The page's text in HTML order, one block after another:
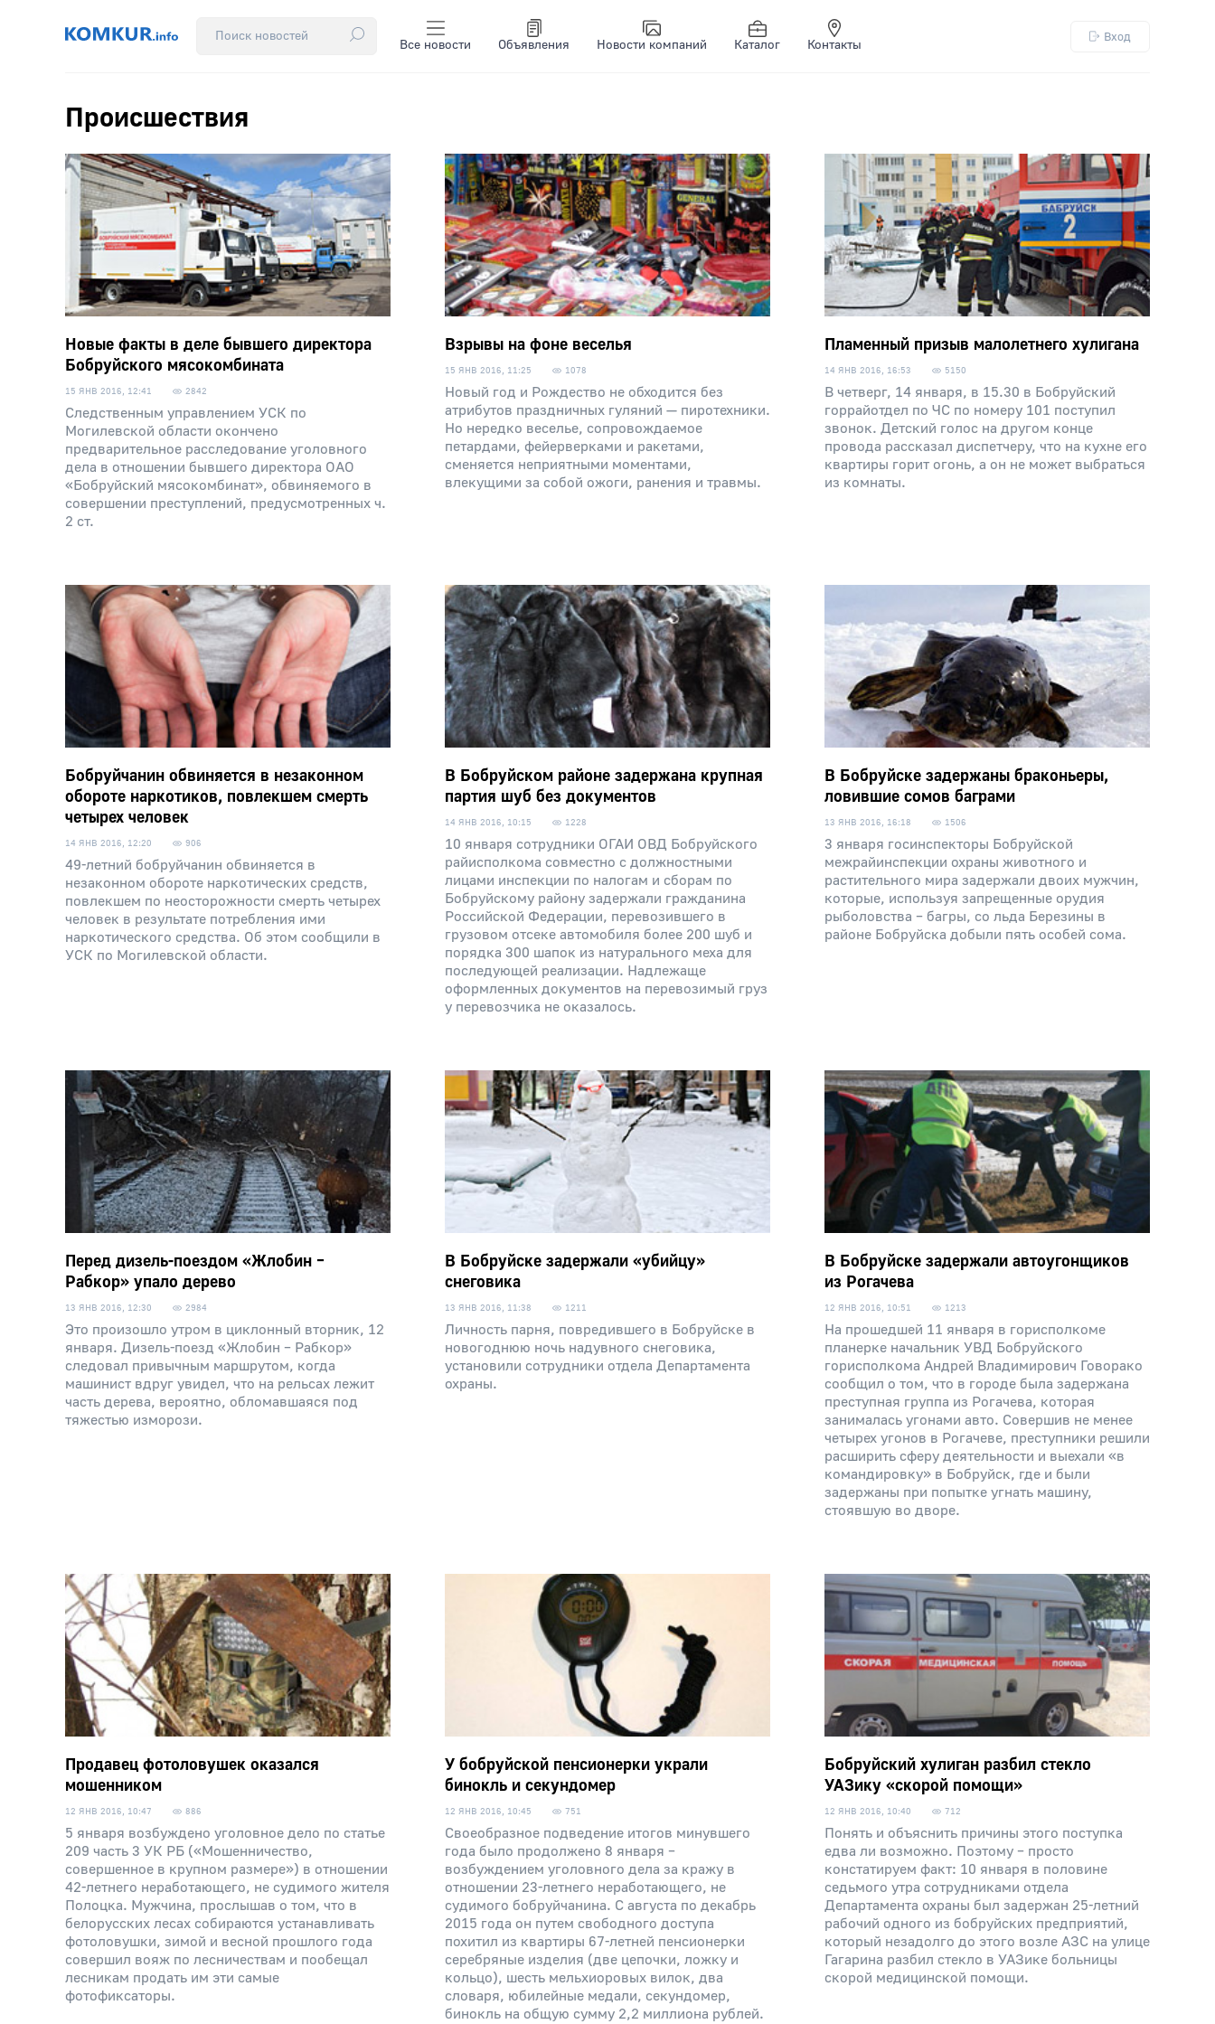
Все новости Объявления Новости компаний Каталог Контакты
Вход
Происшествия
Новые факты в деле бывшего директора
Бобруйского мясокомбината
15 ЯНВ 2016, 12:41 2842
Следственным управлением УСК по
Могилевской области окончено
предварительное расследование уголовного
дела в отношении бывшего директора ОАО
«Бобруйский мясокомбинат», обвиняемого в
совершении преступлений, предусмотренных ч.
2 ст.
Взрывы на фоне веселья
15 ЯНВ 2016, 11:25 1078
Новый год и Рождество не обходится без
атрибутов праздничных гуляний — пиротехники.
Но нередко веселье, сопровождаемое
петардами, фейерверками и ракетами,
сменяется неприятными моментами,
влекущими за собой ожоги, ранения и травмы.
Пламенный призыв малолетнего хулигана
14 ЯНВ 2016, 16:53 5150
В четверг, 14 января, в 15.30 в Бобруйский
горрайотдел по ЧС по номеру 101 поступил
звонок. Детский голос на другом конце
провода рассказал диспетчеру, что на кухне его
квартиры горит огонь, а он не может выбраться
из комнаты.
Бобруйчанин обвиняется в незаконном
обороте наркотиков, повлекшем смерть
четырех человек
14 ЯНВ 2016, 12:20 906
49-летний бобруйчанин обвиняется в
незаконном обороте наркотических средств,
повлекшем по неосторожности смерть четырех
человек в результате потребления ими
наркотического средства. Об этом сообщили в
УСК по Могилевской области.
В Бобруйском районе задержана крупная
партия шуб без документов
14 ЯНВ 2016, 10:15 1228
10 января сотрудники ОГАИ ОВД Бобруйского
райисполкома совместно с должностными
лицами инспекции по налогам и сборам по
Бобруйскому району задержали гражданина
Российской Федерации, перевозившего в
грузовом отсеке автомобиля более 200 шуб и
порядка 300 шапок из натурального меха для
последующей реализации. Надлежаще
оформленных документов на перевозимый груз
у перевозчика не оказалось.
В Бобруйске задержаны браконьеры,
ловившие сомов баграми
13 ЯНВ 2016, 16:18 1506
3 января госинспекторы Бобруйской
межрайинспекции охраны животного и
растительного мира задержали двоих мужчин,
которые, используя запрещенные орудия
рыболовства – багры, со льда Березины в
районе Бобруйска добыли пять особей сома.
Перед дизель-поездом «Жлобин –
Рабкор» упало дерево
13 ЯНВ 2016, 12:30 2984
Это произошло утром в циклонный вторник, 12
января. Дизель-поезд «Жлобин – Рабкор»
следовал привычным маршрутом, когда
машинист вдруг увидел, что на рельсах лежит
часть дерева, вероятно, обломавшаяся под
тяжестью изморози.
В Бобруйске задержали «убийцу»
снеговика
13 ЯНВ 2016, 11:38 1211
Личность парня, повредившего в Бобруйске в
новогоднюю ночь надувного снеговика,
установили сотрудники отдела Департамента
охраны.
В Бобруйске задержали автоугонщиков
из Рогачева
12 ЯНВ 2016, 10:51 1213
На прошедшей 11 января в горисполкоме
планерке начальник УВД Бобруйского
горисполкома Андрей Владимирович Говорако
сообщил о том, что в городе была задержана
преступная группа из Рогачева, которая
занималась угонами авто. Совершив не менее
четырех угонов в Рогачеве, преступники решили
расширить сферу деятельности и выехали «в
командировку» в Бобруйск, где и были
задержаны при попытке угнать машину,
стоявшую во дворе.
Продавец фотоловушек оказался
мошенником
12 ЯНВ 2016, 10:47 886
5 января возбуждено уголовное дело по статье
209 часть 3 УК РБ («Мошенничество,
совершенное в крупном размере») в отношении
42-летнего неработающего, не судимого жителя
Полоцка. Мужчина, прослышав о том, что в
белорусских лесах собираются устанавливать
фотоловушки, зимой и весной прошлого года
совершил вояж по лесничествам и пообещал
лесникам продать им эти самые
фотофиксаторы.
У бобруйской пенсионерки украли
бинокль и секундомер
12 ЯНВ 2016, 10:45 751
Своеобразное подведение итогов минувшего
года было продолжено 8 января –
возбуждением уголовного дела за кражу в
отношении 23-летнего неработающего, не
судимого бобруйчанина. С августа по декабрь
2015 года он путем свободного доступа
похитил из квартиры 67-летней пенсионерки
серебряные изделия (две цепочки, ложку и
кольцо), шесть мельхиоровых вилок, два
словаря, юбилейные медали, секундомер,
бинокль на общую сумму 2,2 миллиона рублей.
Бобруйский хулиган разбил стекло
УАЗику «скорой помощи»
12 ЯНВ 2016, 10:40 712
Понять и объяснить причины этого поступка
едва ли возможно. Поэтому – просто
констатируем факт: 10 января в половине
седьмого утра сотрудниками отдела
Департамента охраны был задержан 25-летний
рабочий одного из бобруйских предприятий,
который незадолго до этого возле АЗС на улице
Гагарина разбил стекло в УАЗике больницы
скорой медицинской помощи.